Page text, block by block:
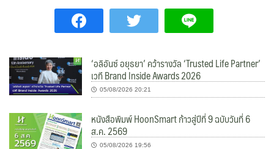
‘อลิอันซ์ อยุธยา’ คว้ารางวัล ‘Trusted Life Partner’
เวที Brand Inside Awards 2026
05/08/2026 20:21
หนังสือพิมพ์ HoonSmart ก้าวสู่ปีที่ 9 ฉบับวันที่ 6
ส.ค. 2569
05/08/2026 19:56